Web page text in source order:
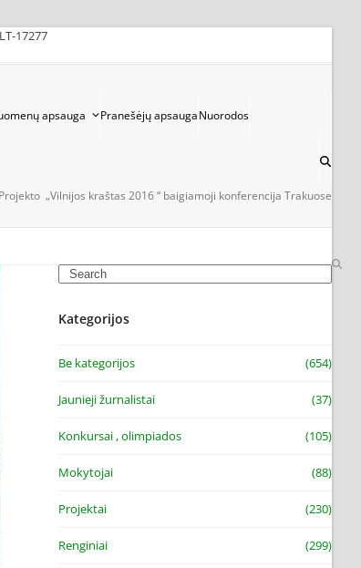
17277
apsauga Pranešėjų apsaugaNuorodos
Projekto „Vilnijos kraštas 2016 “ baigiamoji konferencija Trakuose
Search
Kategorijos
Be kategorijos (654)
Jaunieji žurnalistai (37)
Konkursai , olimpiados (105)
Mokytojai (88)
Projektai (230)
Renginiai (299)